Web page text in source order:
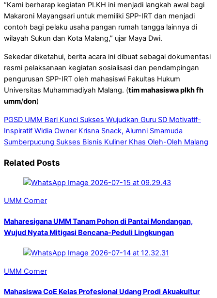
“Kami berharap kegiatan PLKH ini menjadi langkah awal bagi
Makaroni Mayangsari untuk memiliki SPP-IRT dan menjadi
contoh bagi pelaku usaha pangan rumah tangga lainnya di
wilayah Sukun dan Kota Malang,” ujar Maya Dwi.
Sekedar diketahui, berita acara ini dibuat sebagai dokumentasi
resmi pelaksanaan kegiatan sosialisasi dan pendampingan
pengurusan SPP-IRT oleh mahasiswi Fakultas Hukum
Universitas Muhammadiyah Malang. (tim mahasiswa plkh fh
umm/don)
PGSD UMM Beri Kunci Sukses Wujudkan Guru SD Motivatif-
Inspiratif Widia Owner Krisna Snack, Alumni Smamuda
Sumberpucung Sukses Bisnis Kuliner Khas Oleh-Oleh Malang
Related Posts
UMM Corner
Maharesigana UMM Tanam Pohon di Pantai Mondangan,
Wujud Nyata Mitigasi Bencana-Peduli Lingkungan
UMM Corner
Mahasiswa CoE Kelas Profesional Udang Prodi Akuakultur